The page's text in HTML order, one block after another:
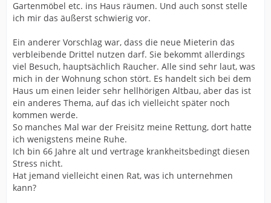
Gartenmöbel etc. ins Haus räumen. Und auch sonst stelle
ich mir das äußerst schwierig vor.
Ein anderer Vorschlag war, dass die neue Mieterin das
verbleibende Drittel nutzen darf. Sie bekommt allerdings
viel Besuch, hauptsächlich Raucher. Alle sind sehr laut, was
mich in der Wohnung schon stört. Es handelt sich bei dem
Haus um einen leider sehr hellhörigen Altbau, aber das ist
ein anderes Thema, auf das ich vielleicht später noch
kommen werde.
So manches Mal war der Freisitz meine Rettung, dort hatte
ich wenigstens meine Ruhe.
Ich bin 66 Jahre alt und vertrage krankheitsbedingt diesen
Stress nicht.
Hat jemand vielleicht einen Rat, was ich unternehmen
kann?